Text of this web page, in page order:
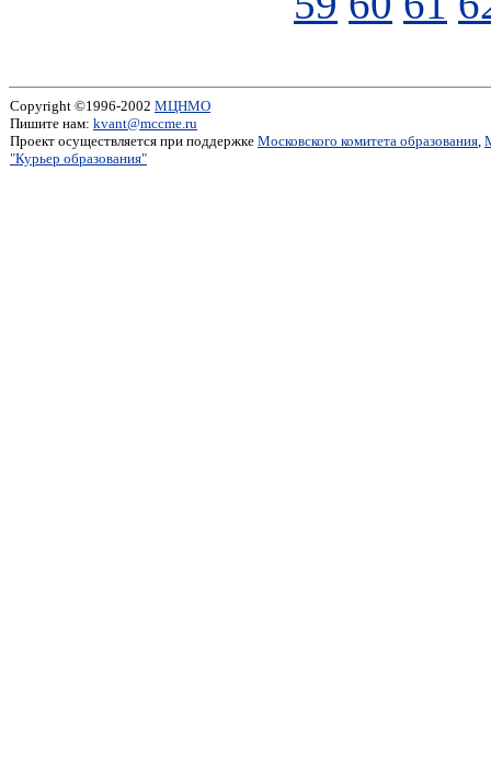
Copyright ©1996-2002 МЦНМО
Пишите нам: kvant@mccme.ru
Проект осуществляется при поддержке Московского комитета образования,
"Курьер образования"